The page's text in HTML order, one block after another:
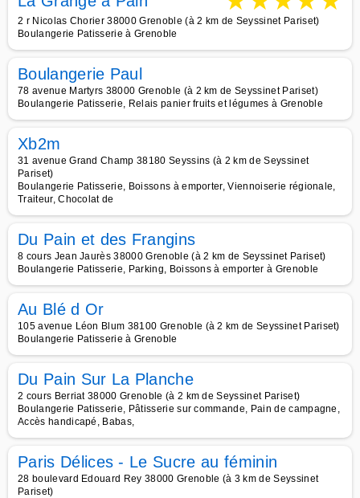
2 r Nicolas Chorier 38000 Grenoble (à 2 km de Seyssinet Pariset)
Boulangerie Patisserie à Grenoble
Boulangerie Paul
78 avenue Martyrs 38000 Grenoble (à 2 km de Seyssinet Pariset)
Boulangerie Patisserie, Relais panier fruits et légumes à Grenoble
Xb2m
31 avenue Grand Champ 38180 Seyssins (à 2 km de Seyssinet
Pariset)
Boulangerie Patisserie, Boissons à emporter, Viennoiserie régionale,
Traiteur, Chocolat de
Du Pain et des Frangins
8 cours Jean Jaurès 38000 Grenoble (à 2 km de Seyssinet Pariset)
Boulangerie Patisserie, Parking, Boissons à emporter à Grenoble
Au Blé d Or
105 avenue Léon Blum 38100 Grenoble (à 2 km de Seyssinet Pariset)
Boulangerie Patisserie à Grenoble
Du Pain Sur La Planche
2 cours Berriat 38000 Grenoble (à 2 km de Seyssinet Pariset)
Boulangerie Patisserie, Pâtisserie sur commande, Pain de campagne,
Accès handicapé, Babas,
Paris Délices - Le Sucre au féminin
28 boulevard Edouard Rey 38000 Grenoble (à 3 km de Seyssinet
Pariset)